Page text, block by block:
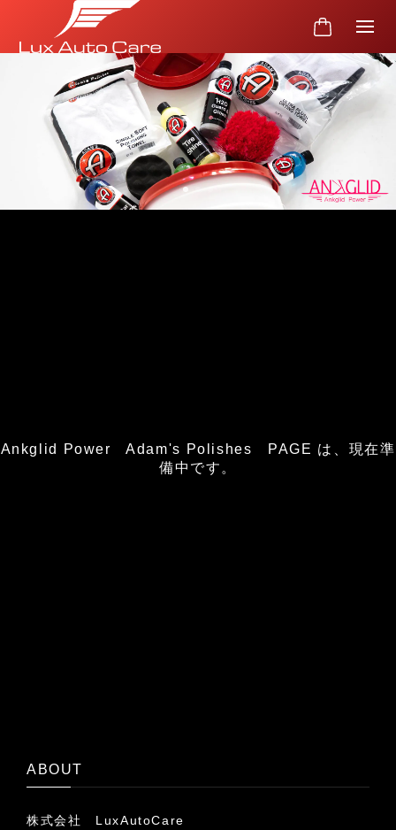
Ankglid Power Adam's Polishes PAGE は、現在準
備中です。
ABOUT
株式会社 LuxAutoCare